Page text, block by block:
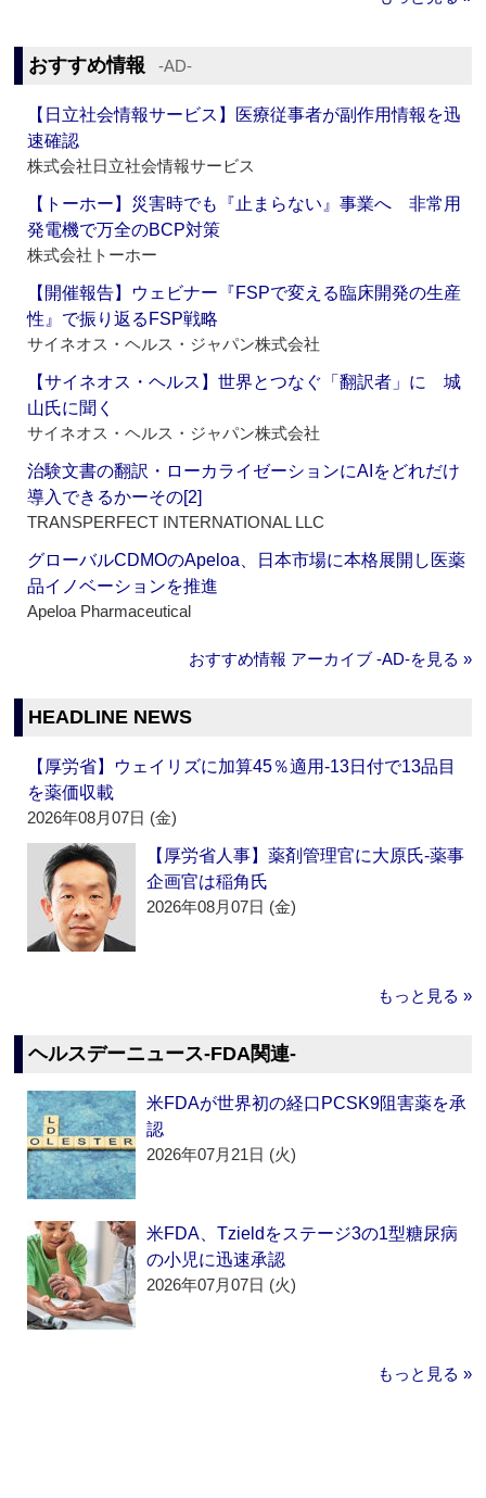
おすすめ情報 ‐AD‐
【日立社会情報サービス】医療従事者が副作用情報を迅
速確認
株式会社日立社会情報サービス
【トーホー】災害時でも『止まらない』事業へ 非常用
発電機で万全のBCP対策
株式会社トーホー
【開催報告】ウェビナー『FSPで変える臨床開発の生産
性』で振り返るFSP戦略
サイネオス・ヘルス・ジャパン株式会社
【サイネオス・ヘルス】世界とつなぐ「翻訳者」に 城
山氏に聞く
サイネオス・ヘルス・ジャパン株式会社
治験文書の翻訳・ローカライゼーションにAIをどれだけ
導入できるかーその[2]
TRANSPERFECT INTERNATIONAL LLC
グローバルCDMOのApeloa、日本市場に本格展開し医薬
品イノベーションを推進
Apeloa Pharmaceutical
おすすめ情報 アーカイブ ‐AD‐を見る »
HEADLINE NEWS
【厚労省】ウェイリズに加算45％適用‐13日付で13品目
を薬価収載
2026年08月07日 (金)
【厚労省人事】薬剤管理官に大原氏‐薬事
企画官は稲角氏
2026年08月07日 (金)
もっと見る »
ヘルスデーニュース‐FDA関連‐
米FDAが世界初の経口PCSK9阻害薬を承
認
2026年07月21日 (火)
米FDA、Tzieldをステージ3の1型糖尿病
の小児に迅速承認
2026年07月07日 (火)
もっと見る »